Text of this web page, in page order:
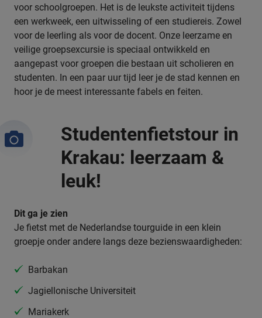
voor schoolgroepen. Het is de leukste activiteit tijdens
een werkweek, een uitwisseling of een studiereis. Zowel
voor de leerling als voor de docent. Onze leerzame en
veilige groepsexcursie is speciaal ontwikkeld en
aangepast voor groepen die bestaan uit scholieren en
studenten. In een paar uur tijd leer je de stad kennen en
hoor je de meest interessante fabels en feiten.
Studentenfietstour in
Krakau: leerzaam &
leuk!
Dit ga je zien
Je fietst met de Nederlandse tourguide in een klein
groepje onder andere langs deze bezienswaardigheden:
Barbakan
Jagiellonische Universiteit
Mariakerk